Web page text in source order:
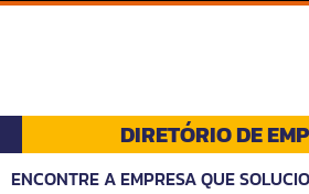
DIRETÓRIO DE
ENCONTRE A EMPRESA QUE